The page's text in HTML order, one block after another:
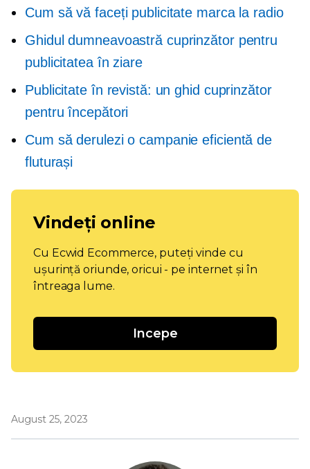
Cum să vă faceți publicitate marca la radio
Ghidul dumneavoastră cuprinzător pentru
publicitatea în ziare
Publicitate în revistă: un ghid cuprinzător
pentru începători
Cum să derulezi o campanie eficientă de
fluturași
Vindeți online
Cu Ecwid Ecommerce, puteți vinde cu
ușurință oriunde, oricui - pe internet și în
întreaga lume.
Incepe
August 25, 2023